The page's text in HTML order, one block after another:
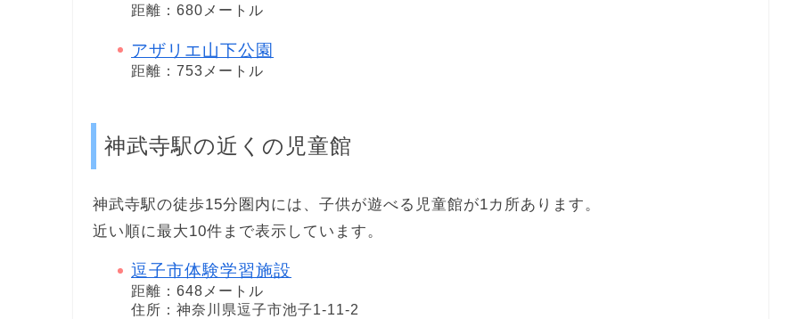
距離：680メートル
アザリエ山下公園
距離：753メートル
神武寺駅の近くの児童館
神武寺駅の徒歩15分圏内には、子供が遊べる児童館が1カ所あります。
近い順に最大10件まで表示しています。
逗子市体験学習施設
距離：648メートル
住所：神奈川県逗子市池子1-11-2